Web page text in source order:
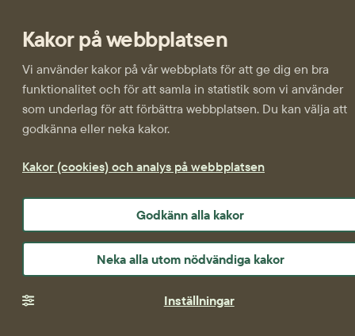
Kakor på webbplatsen
Vi använder kakor på vår webbplats för att ge dig en bra
funktionalitet och för att samla in statistik som vi använder
som underlag för att förbättra webbplatsen. Du kan välja att
godkänna eller neka kakor.
Kakor (cookies) och analys på webbplatsen
Godkänn alla kakor
Neka alla utom nödvändiga kakor
Inställningar